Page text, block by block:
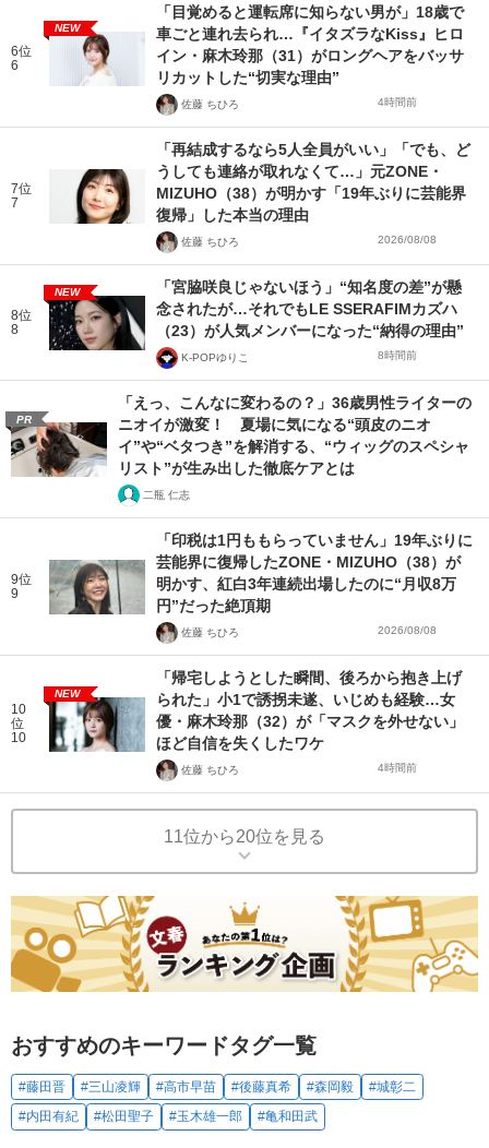
6位
6
NEW
「目覚めると運転席に知らない男が」18歳で
車ごと連れ去られ…『イタズラなKiss』ヒロ
イン・麻木玲那（31）がロングヘアをバッサ
リカットした“切実な理由”
佐藤 ちひろ 4時間前
7位
7
「再結成するなら5人全員がいい」「でも、ど
うしても連絡が取れなくて…」元ZONE・
MIZUHO（38）が明かす「19年ぶりに芸能界
復帰」した本当の理由
佐藤 ちひろ 2026/08/08
8位
8
NEW
「宮脇咲良じゃないほう」“知名度の差”が懸
念されたが…それでもLE SSERAFIMカズハ
（23）が人気メンバーになった“納得の理由”
K-POPゆりこ 8時間前
PR
「えっ、こんなに変わるの？」36歳男性ライターの
ニオイが激変！ 夏場に気になる“頭皮のニオ
イ”や“ベタつき”を解消する、“ウィッグのスペシャ
リスト”が生み出した徹底ケアとは
二瓶 仁志
9位
9
「印税は1円ももらっていません」19年ぶりに
芸能界に復帰したZONE・MIZUHO（38）が
明かす、紅白3年連続出場したのに“月収8万
円”だった絶頂期
佐藤 ちひろ 2026/08/08
10
位
10
NEW
「帰宅しようとした瞬間、後ろから抱き上げ
られた」小1で誘拐未遂、いじめも経験…女
優・麻木玲那（32）が「マスクを外せない」
ほど自信を失くしたワケ
佐藤 ちひろ 4時間前
11位から20位を見る
おすすめのキーワードタグ一覧
#藤田晋 #三山凌輝 #高市早苗 #後藤真希 #森岡毅
#城彰二
#内田有紀
#松田聖子 #玉木雄一郎 #亀和田武